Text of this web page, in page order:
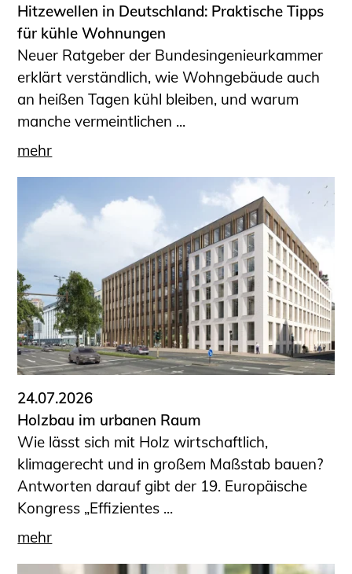
Hitzewellen in Deutschland: Praktische Tipps
für kühle Wohnungen
Neuer Ratgeber der Bundesingenieurkammer
erklärt verständlich, wie Wohngebäude auch
an heißen Tagen kühl bleiben, und warum
manche vermeintlichen ...
mehr
24.07.2026
Holzbau im urbanen Raum
Wie lässt sich mit Holz wirtschaftlich,
klimagerecht und in großem Maßstab bauen?
Antworten darauf gibt der 19. Europäische
Kongress „Effizientes ...
mehr